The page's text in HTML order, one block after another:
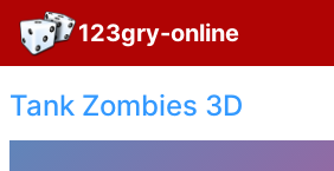
123gry-online
Tank Zombies 3D